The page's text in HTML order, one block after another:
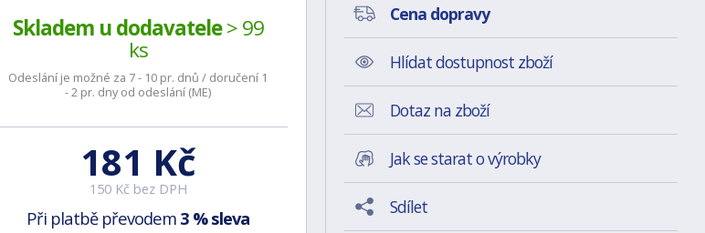
Skladem u dodavatele> 99
ks
Odeslání je možné za 7 - 10 pr. dnů / doručení 1
- 2 pr. dny od odeslání (ME)
181 Kč
150 Kč bez DPH
Při platbě převodem 3 % sleva
Cena dopravy
Hlídat dostupnost zboží
Dotaz na zboží
Jak se starat o výrobky
Sdílet